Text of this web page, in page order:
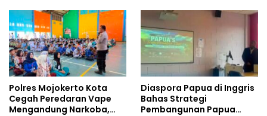
Polres Mojokerto Kota
Cegah Peredaran Vape
Mengandung Narkoba,
Diaspora Papua di Inggris
Bahas Strategi
Pembangunan Papua